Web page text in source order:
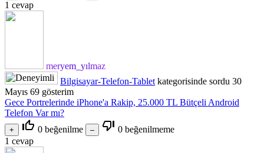
1 cevap
meryem_yılmaz
Bilgisayar-Telefon-Tablet kategorisinde sordu 30
Mayıs 69 gösterim
Gece Portrelerinde iPhone'a Rakip, 25.000 TL Bütçeli Android
Telefon Var mı?
thumb_up_off_alt 0 beğenilme thumb_down_off_alt 0 beğenilmeme
1 cevap